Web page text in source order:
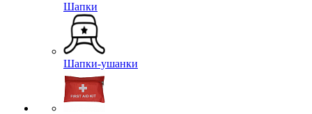
Шапки
Шапки-ушанки